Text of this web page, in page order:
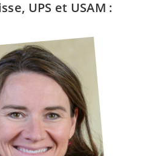
UPS et USAM :